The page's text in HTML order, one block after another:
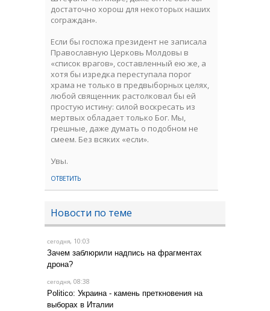
достаточно хорош для некоторых наших
сограждан».
Если бы госпожа президент не записала
Православную Церковь Молдовы в
«список врагов», составленный ею же, а
хотя бы изредка переступала порог
храма не только в предвыборных целях,
любой священник растолковал бы ей
простую истину: силой воскресать из
мертвых обладает только Бог. Мы,
грешные, даже думать о подобном не
смеем. Без всяких «если».
Увы.
ОТВЕТИТЬ
Новости по теме
сегодня, 10:03
Зачем заблюрили надпись на фрагментах
дрона?
сегодня, 08:38
Politico: Украина - камень преткновения на
выборах в Италии